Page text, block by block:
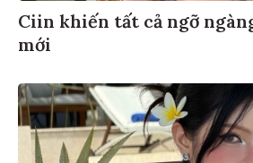
Ciin khiến tất cả ngỡ
mới